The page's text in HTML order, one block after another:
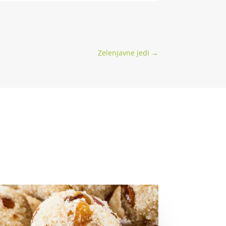
Zelenjavne jedi →